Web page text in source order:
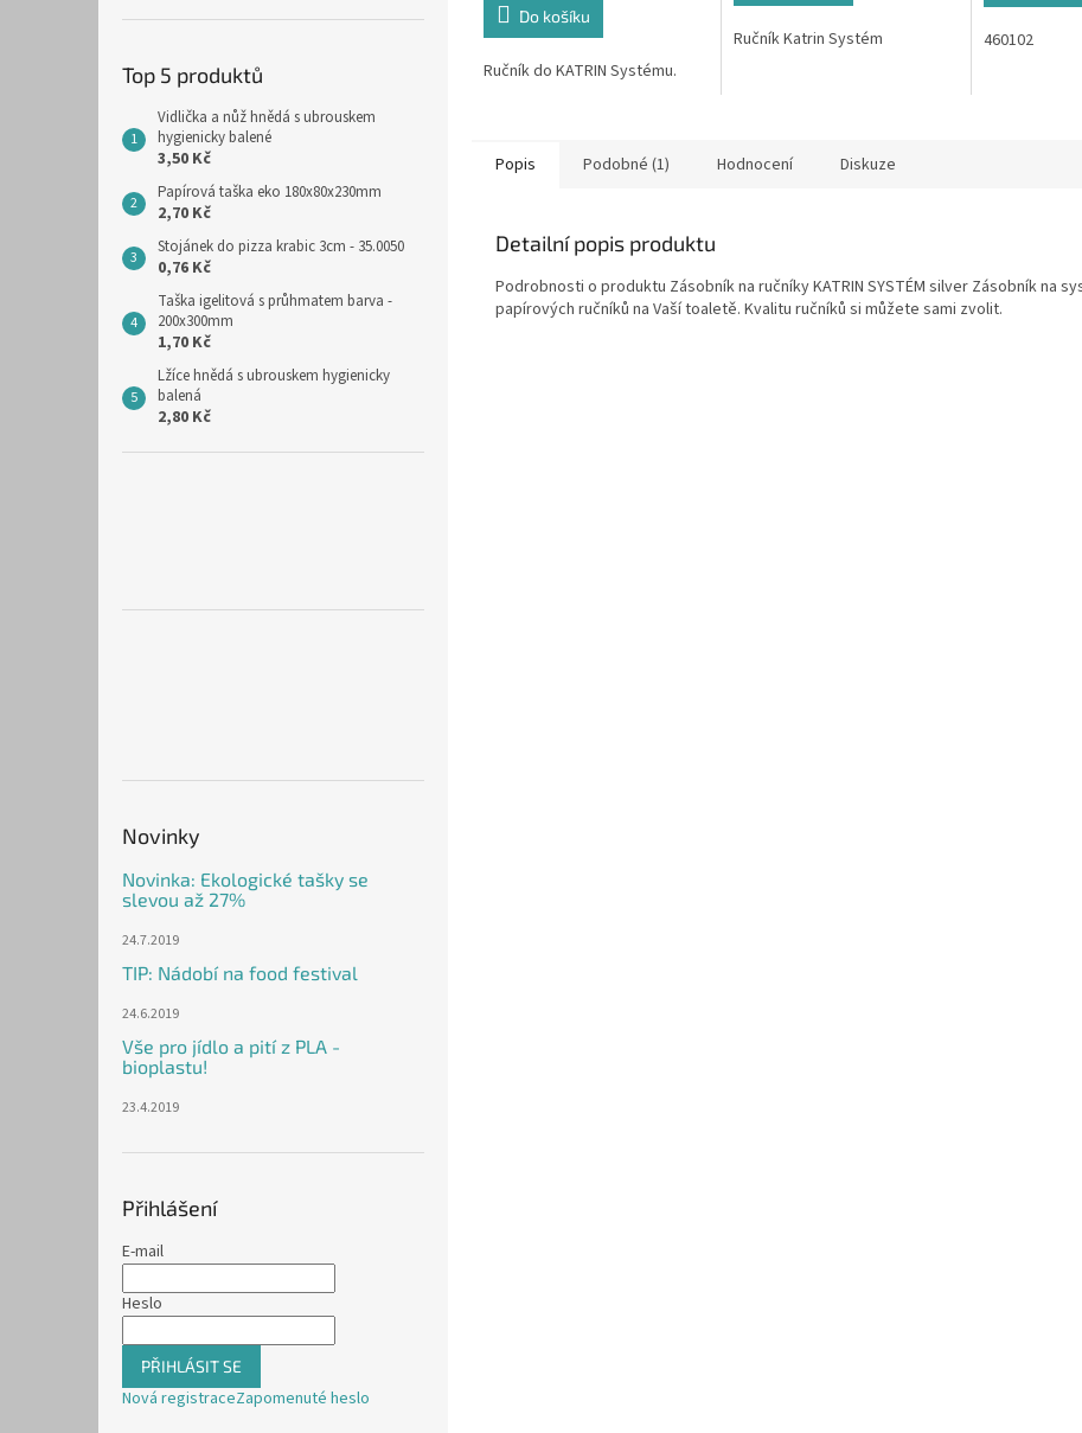
Top 5 produktů
Vidlička a nůž hnědá s ubrouskem
hygienicky balené
3,50 Kč
Papírová taška eko 180x80x230mm
2,70 Kč
Stojánek do pizza krabic 3cm - 35.0050
0,76 Kč
Taška igelitová s průhmatem barva -
200x300mm
1,70 Kč
Lžíce hnědá s ubrouskem hygienicky
balená
2,80 Kč
Novinky
Novinka: Ekologické tašky se
slevou až 27%
24.7.2019
TIP: Nádobí na food festival
24.6.2019
Vše pro jídlo a pití z PLA -
bioplastu!
23.4.2019
Přihlášení
E-mail
Heslo
PŘIHLÁSIT SE
Nová registraceZapomenuté heslo
Do košíku
Ručník do KATRIN Systému.
Ručník Katrin Systém 460102
Popis Podobné (1) Hodnocení Diskuze
Detailní popis produktu
Podrobnosti o produktu Zásobník na ručníky KATRIN SYSTÉM silver Zásobník na
papírových ručníků na Vaší toaletě. Kvalitu ručníků si můžete sami zvolit.